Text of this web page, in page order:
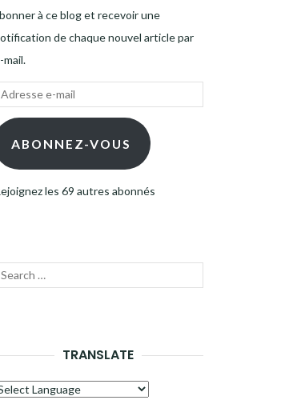
à ce blog et recevoir une
de chaque nouvel article par
mail.
Adresse
ABONNEZ-VOUS
les 69 autres abonnés
Recherche
TRANSLATE